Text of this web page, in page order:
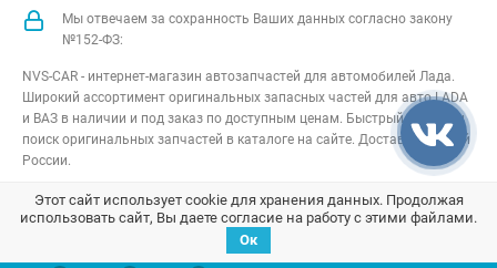
Мы отвечаем за сохранность Ваших данных согласно закону
№152-ФЗ:
NVS-CAR - интернет-магазин автозапчастей для автомобилей Лада.
Широкий ассортимент оригинальных запасных частей для авто LADA
и ВАЗ в наличии и под заказ по доступным ценам. Быстрый подбор и
поиск оригинальных запчастей в каталоге на сайте. Доставка по всей
России.
NVS-CAR© 2014 –2026Все права защищеныкарта сайта;
Договор оферта; Политика конфиденциальности
Этот сайт использует cookie для хранения данных. Продолжая
использовать сайт, Вы даете согласие на работу с этими файлами.
Ок